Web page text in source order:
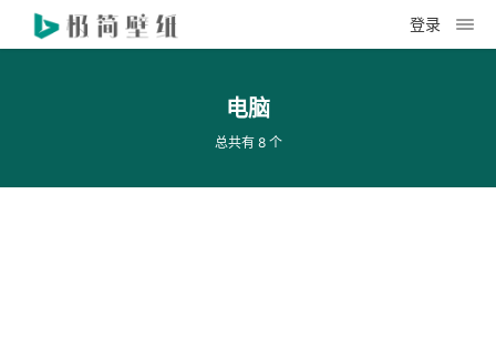
登录
电脑
总共有 8 个